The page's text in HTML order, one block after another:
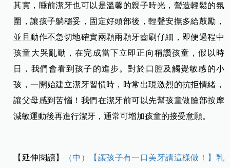
其實，睡前潔牙也可以是溫馨的親子時光，營造輕鬆的氛
圍，讓孩子躺穩妥，固定好頭部後，輕聲安撫多給鼓勵，
並且動作不急切地確實兩顆兩顆牙齒刷仔細，即便過程中
孩童大哭亂動，在完成當下立即正向稱讚孩童，假以時
日，我們會看到孩子的進步。對於口腔及觸覺敏感的小
孩，一開始建立潔牙習慣時，時常出現激烈的抗拒情緒，
讓父母感到苦惱！我們在潔牙前可以先幫孩童做臉部按摩
減敏運動後再進行潔牙，通常可增加孩童的接受意願。
【延伸閱讀】
（中）【讓孩子有一口美牙請這樣做！】乳